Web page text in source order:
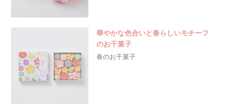
華やかな色合いと春らしいモチーフ
のお干菓子
春のお干菓子